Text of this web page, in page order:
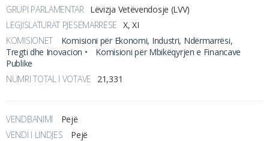
GRUPI PARLAMENTAR
Lëvizja Vetëvendosje (LVV)
LEGJISLATURAT PJESËMARRËSE X, XI
KOMISIONET
Komisioni për Ekonomi, Industri, Ndërmarrësi,
Tregti dhe Inovacion •
Komisioni për Mbikëqyrjen e Financave
Publike
NUMRI TOTAL I VOTAVE
21,331
VENDBANIMI
Pejë
VENDI I LINDJES
Pejë